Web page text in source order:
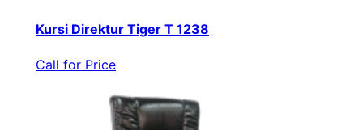
Kursi Direktur Tiger T 1238
Call for Price